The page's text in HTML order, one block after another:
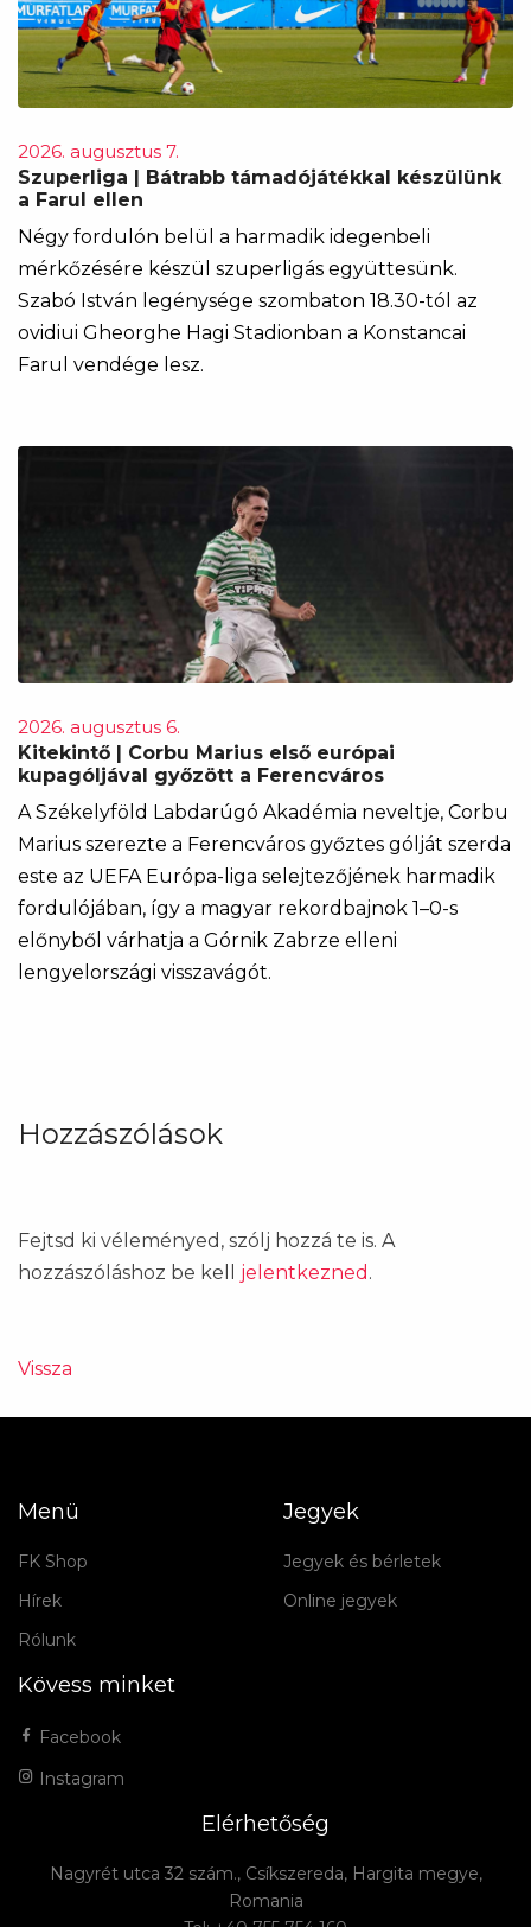
2026. augusztus 7.
Szuperliga | Bátrabb támadójátékkal készülünk
a Farul ellen
Négy fordulón belül a harmadik idegenbeli
mérkőzésére készül szuperligás együttesünk.
Szabó István legénysége szombaton 18.30-tól az
ovidiui Gheorghe Hagi Stadionban a Konstancai
Farul vendége lesz.
2026. augusztus 6.
Kitekintő | Corbu Marius első európai
kupagóljával győzött a Ferencváros
A Székelyföld Labdarúgó Akadémia neveltje, Corbu
Marius szerezte a Ferencváros győztes gólját szerda
este az UEFA Európa-liga selejtezőjének harmadik
fordulójában, így a magyar rekordbajnok 1–0-s
előnyből várhatja a Górnik Zabrze elleni
lengyelországi visszavágót.
Hozzászólások
Fejtsd ki véleményed, szólj hozzá te is. A
hozzászóláshoz be kell jelentkezned .
Vissza
Menü
FK Shop
Hírek
Rólunk
Jegyek
Jegyek és bérletek
Online jegyek
Kövess minket
Facebook
Instagram
Elérhetőség
Nagyrét utca 32 szám., Csíkszereda, Hargita megye,
Romania